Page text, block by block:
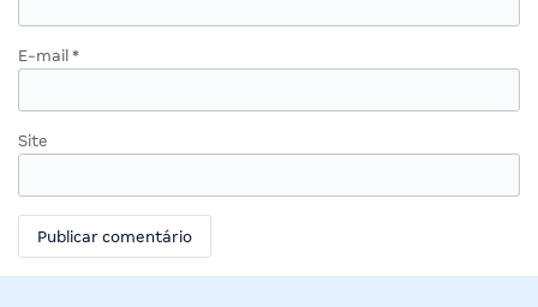
E-mail *
Site